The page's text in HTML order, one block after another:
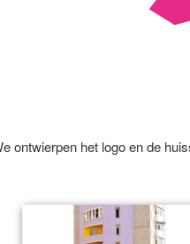
ontwierpen het logo en de